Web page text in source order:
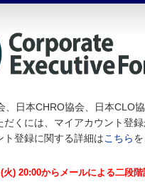
、日本CHRO協会、日本CLO
だくには、マイアカウント登録
ト登録に関する詳細はこちら
火) 20:00からメールによる二段